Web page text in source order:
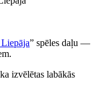
” spēles daļu —
izvēlētas labākās